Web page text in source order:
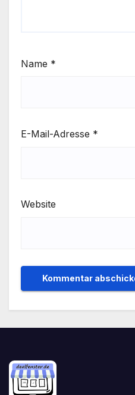
Name *
E-Mail-Adresse *
Website